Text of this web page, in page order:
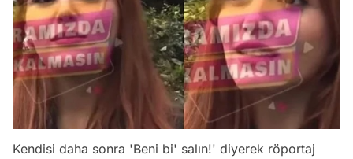
Kendisi daha sonra 'Beni bi' salın!' diyerek röportaj